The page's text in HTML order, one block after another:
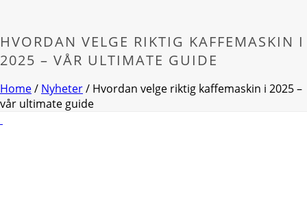
HVORDAN VELGE RIKTIG KAFFEMASKIN I
2025 – VÅR ULTIMATE GUIDE
Home/ Nyheter/ Hvordan velge riktig kaffemaskin i 2025 –
vår ultimate guide